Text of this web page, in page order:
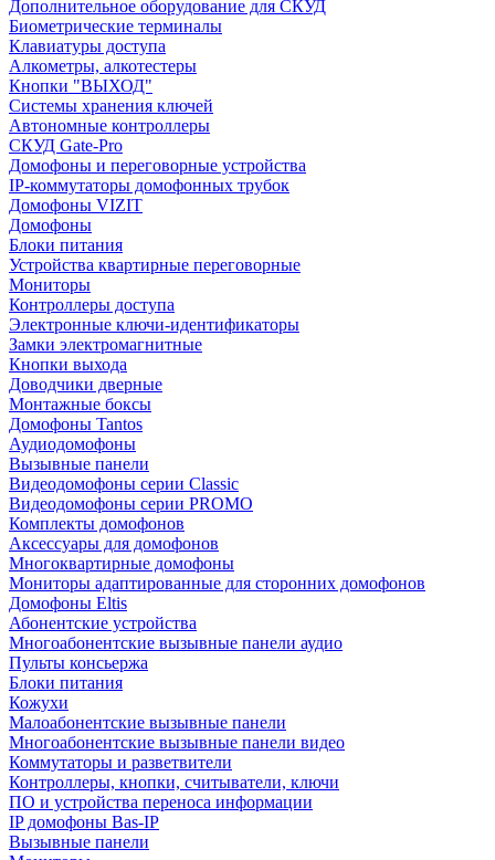
Дополнительное оборудование для СКУД
Биометрические терминалы
Клавиатуры доступа
Алкометры, алкотестеры
Кнопки "ВЫХОД"
Системы хранения ключей
Автономные контроллеры
СКУД Gate-Pro
Домофоны и переговорные устройства
IP-коммутаторы домофонных трубок
Домофоны VIZIT
Домофоны
Блоки питания
Устройства квартирные переговорные
Мониторы
Контроллеры доступа
Электронные ключи-идентификаторы
Замки электромагнитные
Кнопки выхода
Доводчики дверные
Монтажные боксы
Домофоны Tantos
Аудиодомофоны
Вызывные панели
Видеодомофоны серии Classic
Видеодомофоны серии PROMO
Комплекты домофонов
Аксессуары для домофонов
Многоквартирные домофоны
Мониторы адаптированные для сторонних домофонов
Домофоны Eltis
Абонентские устройства
Многоабонентские вызывные панели аудио
Пульты консьержа
Блоки питания
Кожухи
Малоабонентские вызывные панели
Многоабонентские вызывные панели видео
Коммутаторы и разветвители
Контроллеры, кнопки, считыватели, ключи
ПО и устройства переноса информации
IP домофоны Bas-IP
Вызывные панели